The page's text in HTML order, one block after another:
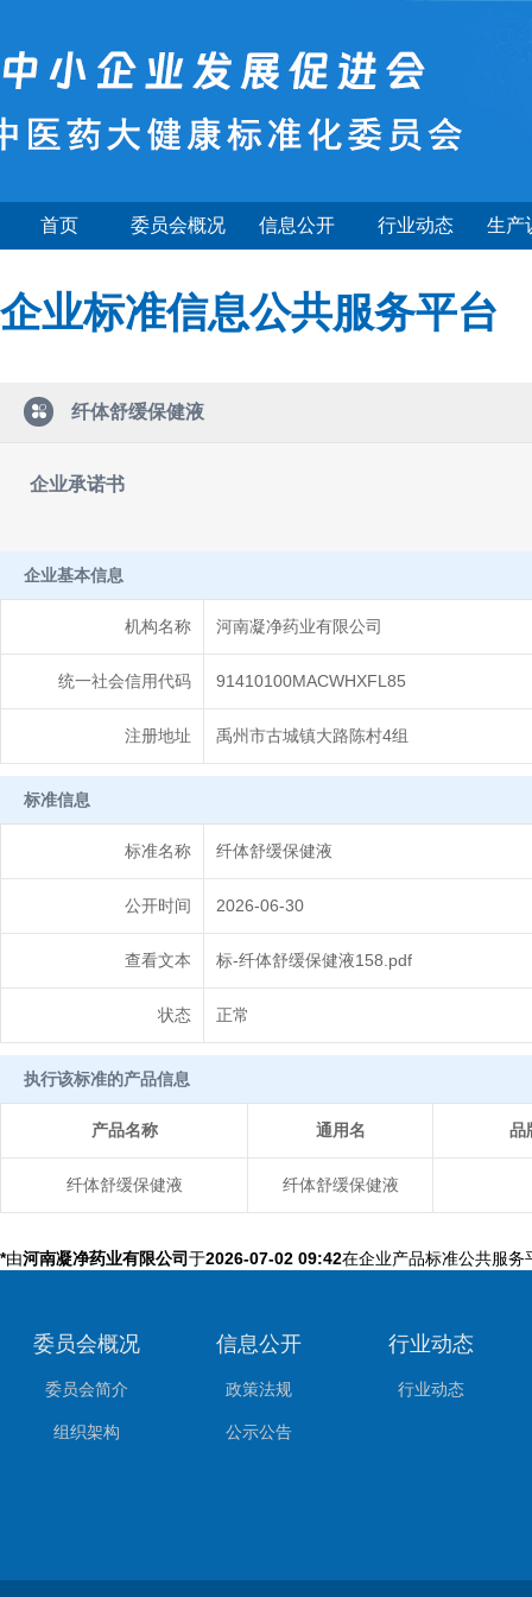
首页 委员会概况 信息公开 行业动态 生产
企业标准信息公共服务平台
纤体舒缓保健液
企业承诺书
企业基本信息
机构名称 河南凝净药业有限公司
统一社会信用代码 91410100MACWHXFL85
注册地址 禹州市古城镇大路陈村4组
标准信息
标准名称 纤体舒缓保健液
公开时间 2026-06-30
查看文本 标-纤体舒缓保健液158.pdf
状态 正常
执行该标准的产品信息
产品名称 通用名 品
纤体舒缓保健液 纤体舒缓保健液
*由河南凝净药业有限公司于2026-07-02 09:42在企业产品标准公共服务
委员会概况
委员会简介
组织架构
信息公开
政策法规
公示公告
行业动态
行业动态